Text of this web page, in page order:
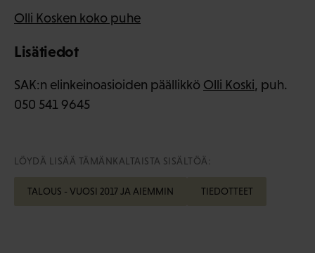
Olli Kosken koko puhe
Lisätiedot
SAK:n elinkeinoasioiden päällikkö Olli Koski, puh.
050 541 9645
LÖYDÄ LISÄÄ TÄMÄNKALTAISTA SISÄLTÖÄ:
TALOUS - VUOSI 2017 JA AIEMMIN TIEDOTTEET